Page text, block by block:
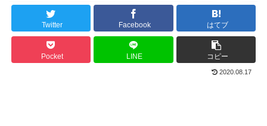
Twitter Facebook はてブ
Pocket LINE コピー
2020.08.17